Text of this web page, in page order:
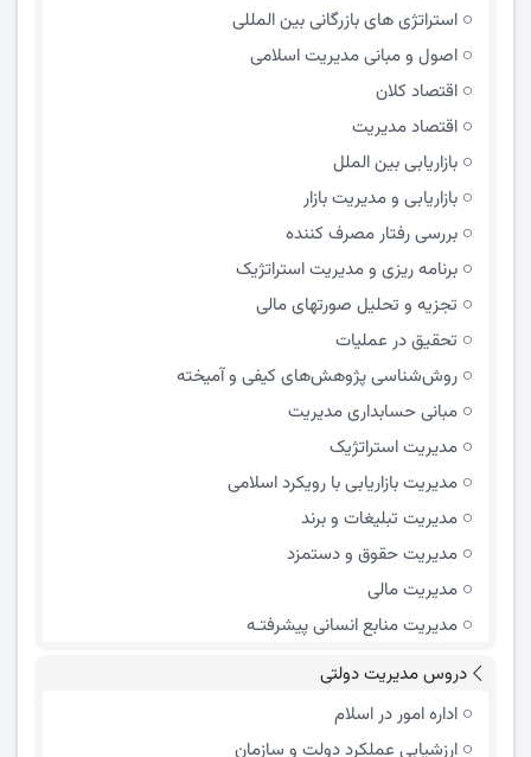
استراتژی های بازرگانی بین المللی
اصول و مبانی مدیریت اسلامی
اقتصاد کلان
اقتصاد مدیریت
بازاریابی بین الملل
بازاریابی و مدیریت بازار
بررسی رفتار مصرف کننده
برنامه ریزی و مدیریت استراتژیک
تجزیه و تحلیل صورتهای مالی
تحقیق در عملیات
روش‌شناسی پژوهش‌های کیفی و آمیخته
مبانی حسابداری مدیریت
مدیریت استراتژیک
مدیریت بازاریابی با رویکرد اسلامی
مدیریت تبلیغات و برند
مدیریت حقوق و دستمزد
مدیریت مالی
مدیریت منابع انسانی پیشرفتـه
دروس مدیریت دولتی
اداره امور در اسلام
ارزشیابی عملکرد دولت و سازمان